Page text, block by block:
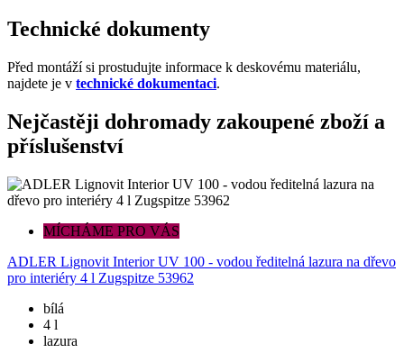
Technické dokumenty
Před montáží si prostudujte informace k deskovému materiálu,
najdete je v technické dokumentaci.
Nejčastěji dohromady zakoupené zboží a
příslušenství
MÍCHÁME PRO VÁS
ADLER Lignovit Interior UV 100 - vodou ředitelná lazura na dřevo
pro interiéry 4 l Zugspitze 53962
bílá
4 l
lazura